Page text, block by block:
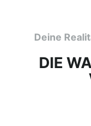
Deine
DIE